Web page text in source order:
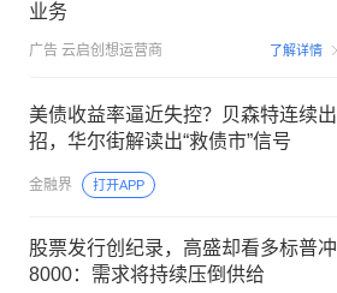
业务
广告 云启创想运营商 了解详情
美债收益率逼近失控？贝森特连续出
招，华尔街解读出“救债市”信号
金融界 打开APP
股票发行创纪录，高盛却看多标普冲
8000：需求将持续压倒供给